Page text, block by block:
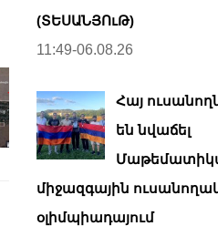
(ՏԵՍԱՆՅՈւԹ)
11:49-06.08.26
Հայ
են նվաճել
միջազգային
օլիմպիադայում